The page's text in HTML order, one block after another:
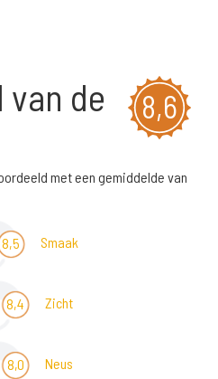
8,6
van de
met een gemiddelde van
8,5 Smaak
8,4 Zicht
8,0 Neus